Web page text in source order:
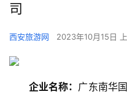
司
西安旅游网 2023年10月15日
企业名称： 广东南华